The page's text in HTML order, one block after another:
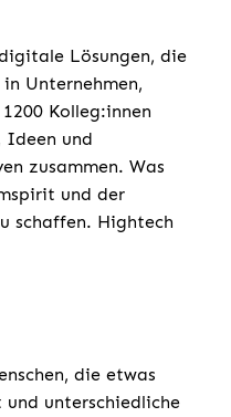
Lösungen, die
Unternehmen,
Kolleg:innen
Ideen und
zusammen. Was
und der
schaffen. Hightech
die etwas
unterschiedliche